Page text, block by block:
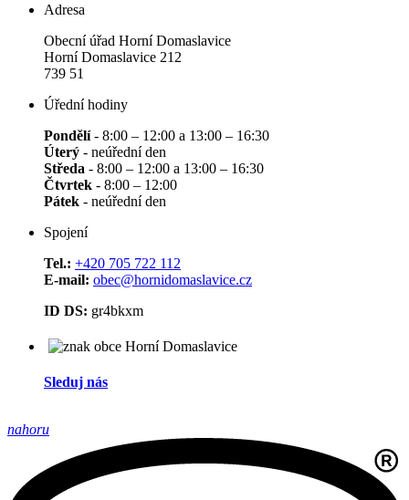
Adresa
Obecní úřad Horní Domaslavice
Horní Domaslavice 212
739 51
Úřední hodiny
Pondělí- 8:00 – 12:00 a 13:00 – 16:30
Úterý - neúřední den
Středa - 8:00 – 12:00 a 13:00 – 16:30
Čtvrtek - 8:00 – 12:00
Pátek - neúřední den
Spojení
Tel.: +420 705 722 112
E-mail: obec@hornidomaslavice.cz
ID DS: gr4bkxm
Sleduj nás
nahoru